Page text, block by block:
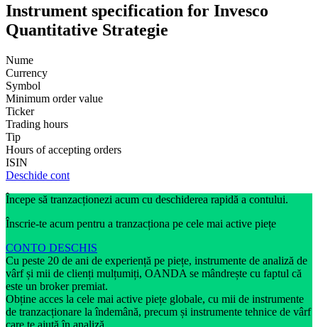
Instrument specification for Invesco
Quantitative Strategie
Nume
Currency
Symbol
Minimum order value
Ticker
Trading hours
Tip
Hours of accepting orders
ISIN
Deschide cont
Începe să tranzacționezi acum cu deschiderea rapidă a contului.
Înscrie-te acum pentru a tranzacționa pe cele mai active piețe
CONTO DESCHIS
Cu peste 20 de ani de experiență pe piețe, instrumente de analiză de
vârf și mii de clienți mulțumiți, OANDA se mândrește cu faptul că
este un broker premiat.
Obține acces la cele mai active piețe globale, cu mii de instrumente
de tranzacționare la îndemână, precum și instrumente tehnice de vârf
care te ajută în analiză.